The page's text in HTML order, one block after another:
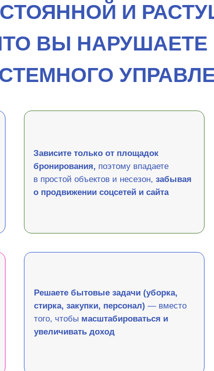
И
ВЫ
Зависите только от площадок
бронирования, поэтому впадаете
в простой объектов и несезон, забывая
о продвижении соцсетей и сайта
Решаете бытовые задачи (уборка,
стирка, закупки, персонал) — вместо
того, чтобы масштабироваться и
увеличивать доход